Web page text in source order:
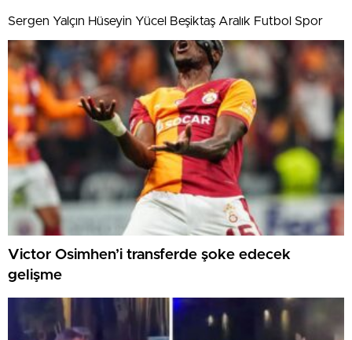
Sergen Yalçın Hüseyin Yücel Beşiktaş Aralık Futbol Spor
Victor Osimhen’i transferde şoke edecek
gelişme